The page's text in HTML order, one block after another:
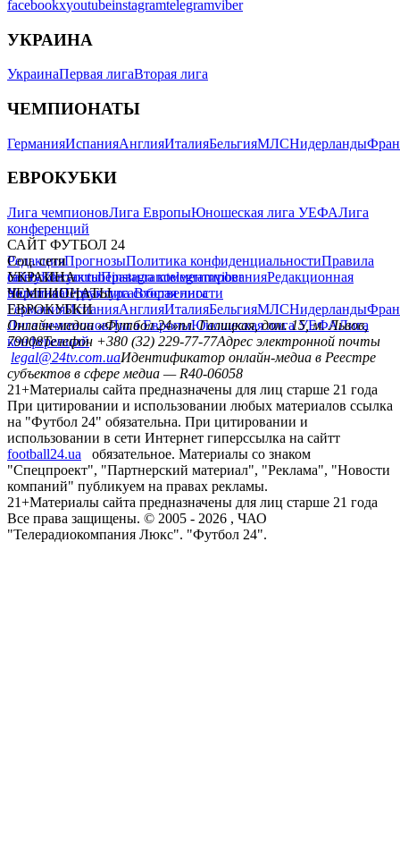
facebookxyoutubeinstagramtelegramviber
УКРАИНА
УкраинаПервая лигаВторая лига
ЧЕМПИОНАТЫ
ГерманияИспанияАнглияИталияБельгияМЛСНидерланды
ЕВРОКУБКИ
Лига чемпионовЛига ЕвропыЮношеская лига УЕФАЛига
конференций
САЙТ ФУТБОЛ 24
РедакцияПрогнозыПолитика конфиденциальностиПравила
сайтуКонтактыПравила комментированияРедакционная
политикаСтруктура собственности
Соц. сети
facebookxyoutubeinstagramtelegramviber
УКРАИНА
УкраинаПервая лигаВторая лига
ЧЕМПИОНАТЫ
ГерманияИспанияАнглияИталияБельгияМЛСНидерланды
ЕВРОКУБКИ
Лига чемпионовЛига ЕвропыЮношеская лига УЕФАЛига
конференций
Онлайн-медиа «Футбол 24»пл. Галицкая, дом. 15, м. Львов,
79008Телефон +380 (32) 229-77-77Адрес электронной почты
legal@24tv.com.uaИдентификатор онлайн-медиа в Реестре
субъектов в сфере медиа — R40-06058
21+Материалы сайта предназначены для лиц старше 21 года
При цитировании и использовании любых материалов ссылка
на "Футбол 24" обязательна. При цитировании и
использовании в сети Интернет гиперссылка на сайтт
football24.ua
обязательное. Материалы со знаком
"Спецпроект", "Партнерский материал", "Реклама", "Новости
компаний" публикуем на правах рекламы.
21+Материалы сайта предназначены для лиц старше 21 года
Все права защищены. © 2005 - 2026 , ЧАО
"Телерадиокомпания Люкс". "Футбол 24".